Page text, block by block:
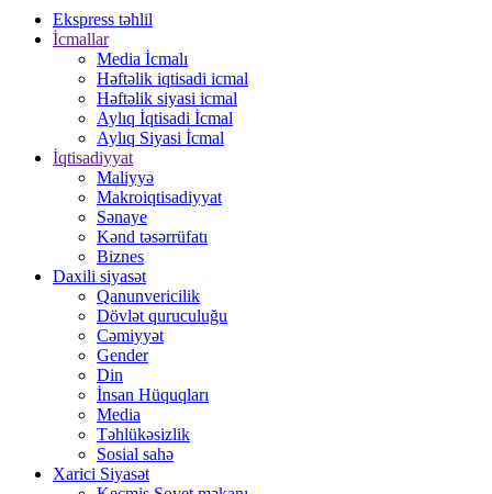
Ekspress təhlil
İcmallar
Media İcmalı
Həftəlik iqtisadi icmal
Həftəlik siyasi icmal
Aylıq İqtisadi İcmal
Aylıq Siyasi İcmal
İqtisadiyyat
Maliyyə
Makroiqtisadiyyat
Sənaye
Kənd təsərrüfatı
Biznes
Daxili siyasət
Qanunvericilik
Dövlət quruculuğu
Cəmiyyət
Gender
Din
İnsan Hüquqları
Media
Təhlükəsizlik
Sosial sahə
Xarici Siyasət